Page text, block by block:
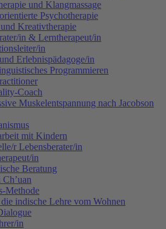
und Klangmassage
Psychotherapie
Kreativtherapie
in & Lerntherapeut/in
in
Erlebnispädagoge/in
Programmieren
Coach
Muskelentspannung nach Jacobson
mit Kindern
r Lebensberater/in
in
Beratung
Methode
indische Lehre vom Wohnen
in